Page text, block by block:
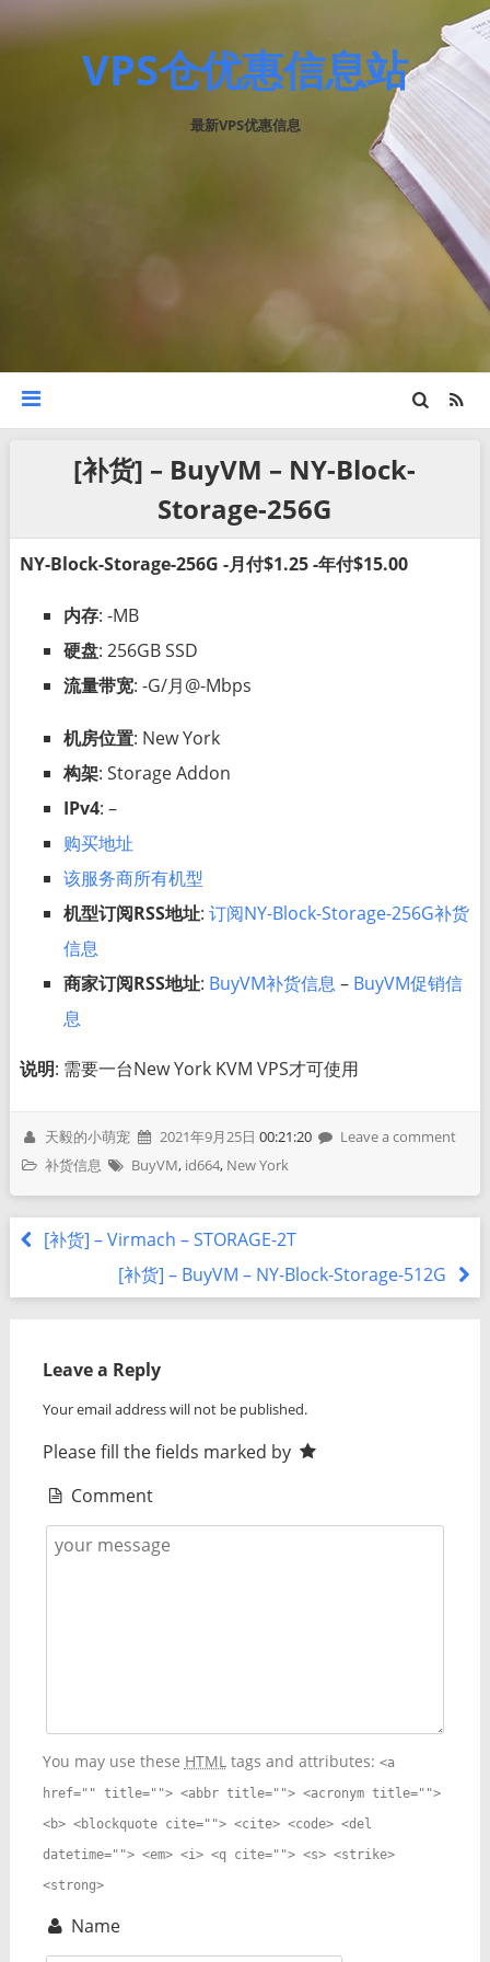
VPS仓优惠信息站
最新VPS优惠信息
[补货] – BuyVM – NY-Block-
Storage-256G
NY-Block-Storage-256G -月付$1.25 -年付$15.00
内存: -MB
硬盘: 256GB SSD
流量带宽: -G/月@-Mbps
机房位置: New York
构架: Storage Addon
IPv4: –
购买地址
该服务商所有机型
机型订阅RSS地址: 订阅NY-Block-Storage-256G补货
信息
商家订阅RSS地址: BuyVM补货信息 – BuyVM促销信
息
说明: 需要一台New York KVM VPS才可使用
天毅的小萌宠 2021年9月25日 00:21:20
Leave a comment
补货信息
BuyVM, id664, New York
[补货] – Virmach – STORAGE-2T
[补货] – BuyVM – NY-Block-Storage-512G
Leave a Reply
Your email address will not be published.
Please fill the fields marked by
Comment
You may use these HTMLtags and attributes: <a
href="" title=""> <abbr title=""> <acronym title="">
<b> <blockquote cite=""> <cite> <code> <del
datetime=""> <em> <i> <q cite=""> <s> <strike>
<strong>
Name